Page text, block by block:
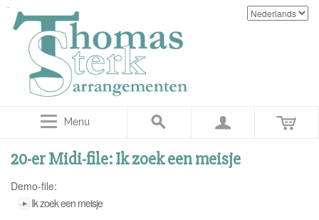
Menu
20-er Midi-file: Ik zoek een meisje
Demo-file:
Ik zoek een meisje